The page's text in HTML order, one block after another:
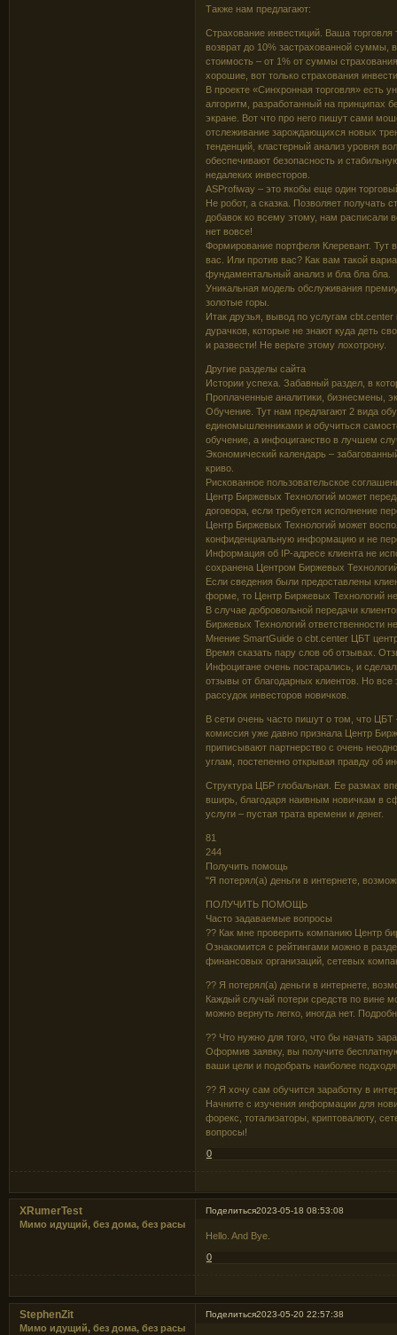
Также нам предлагают:
Страхование инвестиций. Ваша торговля
возврат до 10% застрахованной суммы,
стоимость – от 1% от суммы
хорошие, вот только страхования
В проекте «Синхронная торговля» есть
алгоритм, разработанный на принципах
экране. Вот что про него пишут сами
отслеживание зарождающихся новых
тенденций, кластерный анализ уровня
обеспечивают безопасность и
недалеких инвесторов.
ASProfiway – это якобы еще один
Не робот, а сказка. Позволяет получать
добавок ко всему этому, нам расписали
нет вовсе!
Формирование портфеля Клеревант. Тут
вас. Или против вас? Как вам такой
фундаментальный анализ и бла бла бла.
Уникальная модель обслуживания
золотые горы.
Итак друзья, вывод по услугам cbt.center
дурачков, которые не знают куда деть
и развести! Не верьте этому лохотрону.
Другие разделы сайта
Истории успеха. Забавный раздел, в
Проплаченные аналитики, бизнесмены,
Обучение. Тут нам предлагают 2 вида
единомышленниками и обучиться
обучение, а инфоциганство в лучшем
Экономический календарь –
криво.
Рискованное пользовательское
Центр Биржевых Технологий может
договора, если требуется исполнение
Центр Биржевых Технологий может
конфиденциальную информацию и не
Информация об IP-адресе клиента не
сохранена Центром Биржевых
Если сведения были предоставлены
форме, то Центр Биржевых Технологий
В случае добровольной передачи
Биржевых Технологий ответственности
Мнение SmartGuide о cbt.center ЦБТ
Время сказать пару слов об отзывах.
Инфоцигане очень постарались, и
отзывы от благодарных клиентов. Но
рассудок инвесторов новичков.
В сети очень часто пишут о том, что
комиссия уже давно признала Центр
приписывают партнерство с очень
углам, постепенно открывая правду об
Структура ЦБР глобальная. Ее размах
вширь, благодаря наивным новичкам в
услуги – пустая трата времени и денег.
81
244
Получить помощь
"Я потерял(а) деньги в интернете,
ПОЛУЧИТЬ ПОМОЩЬ
Часто задаваемые вопросы
?? Как мне проверить компанию Центр
Ознакомится с рейтингами можно в
финансовых организаций, сетевых
?? Я потерял(а) деньги в интернете,
Каждый случай потери средств по вине
можно вернуть легко, иногда нет.
?? Что нужно для того, что бы начать
Оформив заявку, вы получите
ваши цели и подобрать наиболее
?? Я хочу сам обучится заработку в
Начните с изучения информации для
форекс, тотализаторы, криптовалюту,
вопросы!
0
Поделиться2023-05-18 08:53:08
XRumerTest
Мимо идущий, без дома, без расы
Hello. And Bye.
0
Поделиться2023-05-20 22:57:38
StephenZit
Мимо идущий, без дома, без расы